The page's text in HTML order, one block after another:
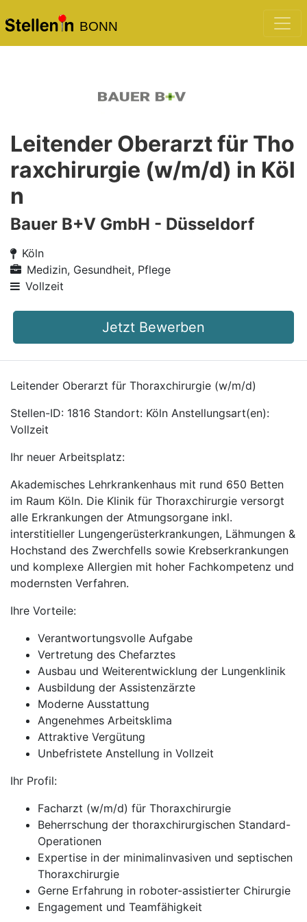
BONN
Leitender Oberarzt für Tho
raxchirurgie (w/m/d) in Köl
n
Bauer B+V GmbH - Düsseldorf
Köln
Medizin, Gesundheit, Pflege
Vollzeit
Jetzt Bewerben
Leitender Oberarzt für Thoraxchirurgie (w/m/d)
Stellen-ID: 1816 Standort: Köln Anstellungsart(en):
Vollzeit
Ihr neuer Arbeitsplatz:
Akademisches Lehrkrankenhaus mit rund 650 Betten
im Raum Köln. Die Klinik für Thoraxchirurgie versorgt
alle Erkrankungen der Atmungsorgane inkl.
interstitieller Lungengerüsterkrankungen, Lähmungen &
Hochstand des Zwerchfells sowie Krebserkrankungen
und komplexe Allergien mit hoher Fachkompetenz und
modernsten Verfahren.
Ihre Vorteile:
Verantwortungsvolle Aufgabe
Vertretung des Chefarztes
Ausbau und Weiterentwicklung der Lungenklinik
Ausbildung der Assistenzärzte
Moderne Ausstattung
Angenehmes Arbeitsklima
Attraktive Vergütung
Unbefristete Anstellung in Vollzeit
Ihr Profil:
Facharzt (w/m/d) für Thoraxchirurgie
Beherrschung der thoraxchirurgischen Standard-
Operationen
Expertise in der minimalinvasiven und septischen
Thoraxchirurgie
Gerne Erfahrung in roboter-assistierter Chirurgie
Engagement und Teamfähigkeit